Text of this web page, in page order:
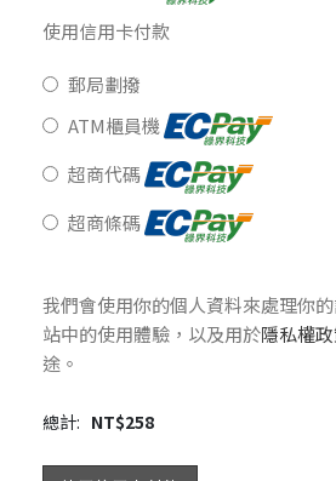
使用信用卡付款
郵局劃撥
ATM櫃員機
超商代碼
超商條碼
我們會使用你的個人資料來處理你
站中的使用體驗，以及用於隱私權
途。
總計: NT$258